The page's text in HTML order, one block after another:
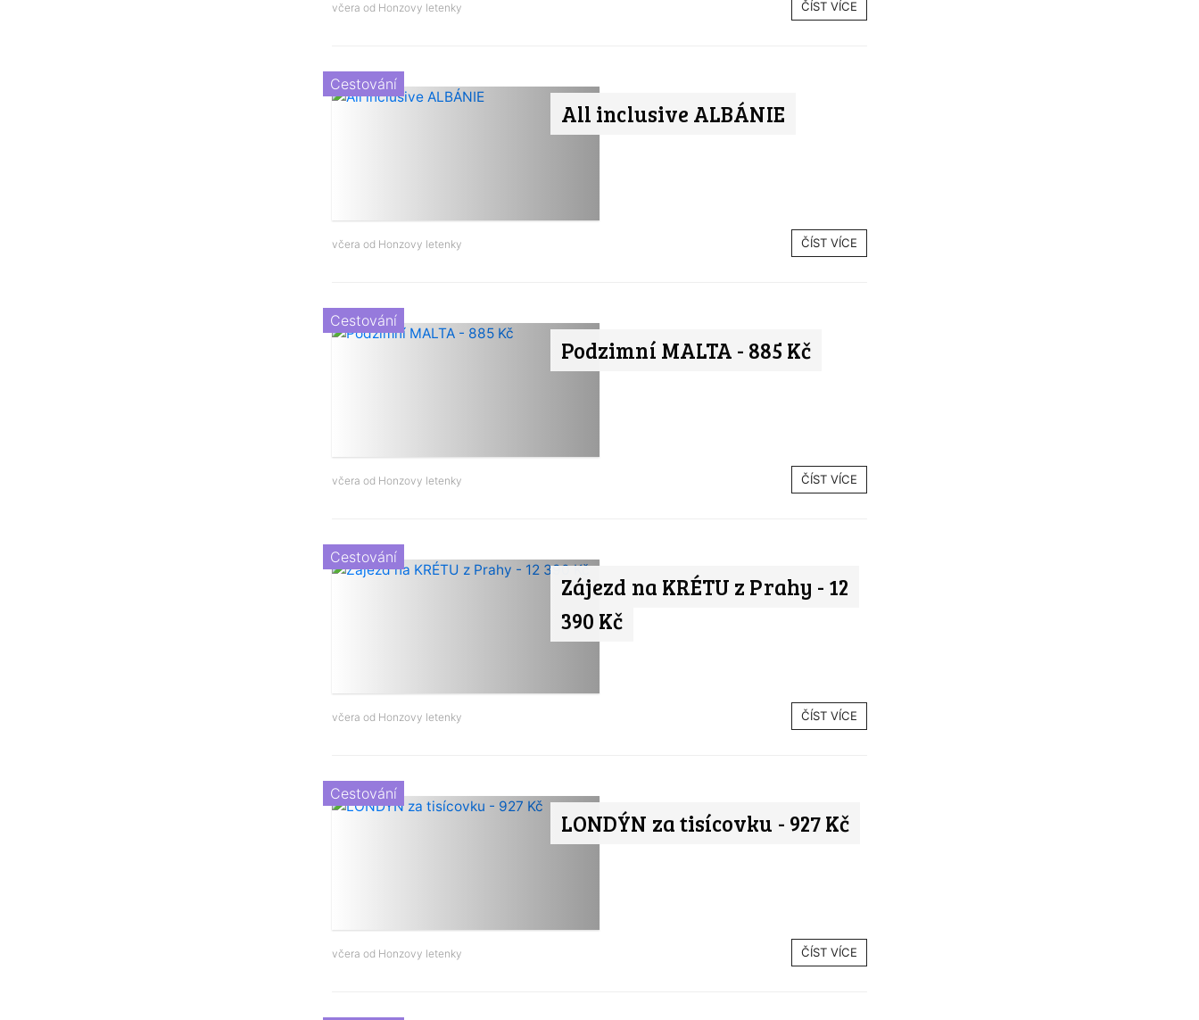
včera od Honzovy letenky ČÍST VÍCE
All inclusive ALBÁNIE
Cestování
včera od Honzovy letenky ČÍST VÍCE
Podzimní MALTA - 885 Kč
Cestování
včera od Honzovy letenky ČÍST VÍCE
Zájezd na KRÉTU z Prahy - 12
390 Kč
Cestování
včera od Honzovy letenky ČÍST VÍCE
LONDÝN za tisícovku - 927 Kč
Cestování
včera od Honzovy letenky ČÍST VÍCE